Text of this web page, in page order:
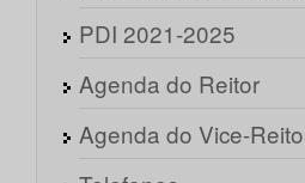
PDI 2021-2025
Agenda do Reitor
Agenda do Vice-